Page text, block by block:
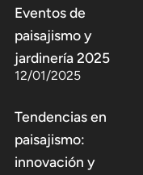
Eventos de
paisajismo y
jardinería 2025
12/01/2025
Tendencias en
paisajismo:
innovación y